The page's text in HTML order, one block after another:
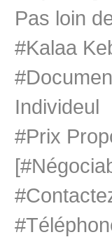
Pas loin
#Kalaa
Individeul
#Prix